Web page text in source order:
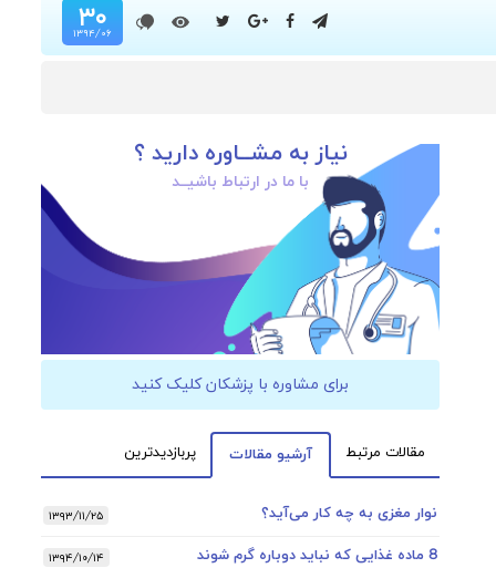
۳۰
۱۳۹۴/۰۶
نیاز به مشــاوره دارید ؟
با ما در ارتباط باشیــد
برای مشاوره با پزشکان کلیک کنید
مقالات مرتبط آرشیو مقالات پربازدیدترین
نوار مغزی به چه کار می‌آید؟ ۱۳۹۳/۱۱/۲۵
8 ماده غذایی که نباید دوباره گرم شوند ۱۳۹۴/۱۰/۱۴